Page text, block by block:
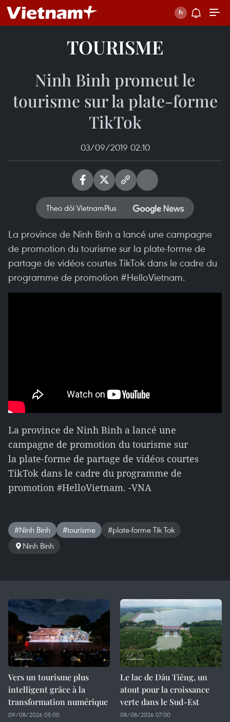
TOURISME
Ninh Binh promeut le
tourisme sur la plate-forme
TikTok
03/09/2019 02:10
Theo dõi VietnamPlus
La province de Ninh Binh a lancé une campagne
de promotion du tourisme sur la plate-forme de
partage de vidéos courtes TikTok dans le cadre du
programme de promotion #HelloVietnam.
La province de Ninh Binh a lancé une
campagne de promotion du tourisme sur
la plate-forme de partage de vidéos courtes
TikTok dans le cadre du programme de
promotion #HelloVietnam. -VNA
#Ninh Binh #tourisme
#plate-forme Tik Tok
Ninh Binh
Vers un tourisme plus
intelligent grâce à la
transformation numérique
09/08/2026 05:00
Le lac de Dâu Tiêng, un
atout pour la croissance
verte dans le Sud-Est
08/08/2026 07:00